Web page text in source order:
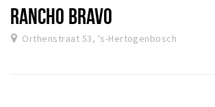
RANCHO BRAVO
Orthenstraat 53, 's-Hertogenbosch